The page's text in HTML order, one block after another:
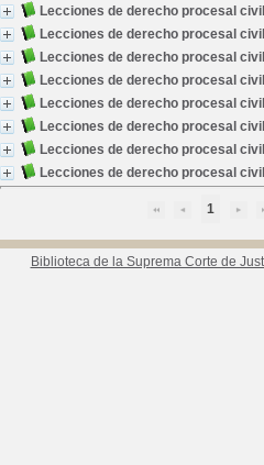
Lecciones de derecho procesal civil
Lecciones de derecho procesal civil
Lecciones de derecho procesal civil
Lecciones de derecho procesal civil
Lecciones de derecho procesal civil
Lecciones de derecho procesal civil
Lecciones de derecho procesal civil
Lecciones de derecho procesal civil
1
Biblioteca de la Suprema Corte de